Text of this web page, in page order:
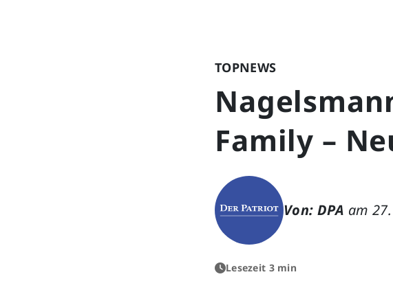
TOPNEWS
Family –
Von: DPA am
Lesezeit 3 min